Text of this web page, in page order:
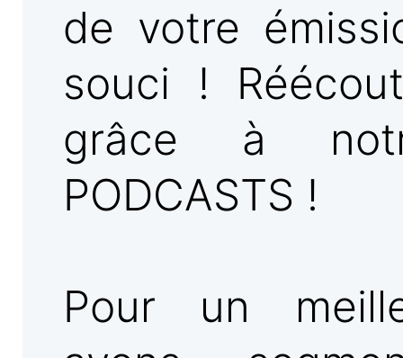
de votre
souci !
grâce à
PODCASTS !
Pour un